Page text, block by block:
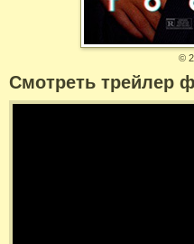
©
Смотреть трейлер